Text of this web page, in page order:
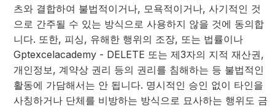
츠와 결합하여 불법적이거나, 모욕적이거나, 사기적인 것
으로 간주될 수 있는 방식으로 사용하지 않을 것에 동의합
니다. 또한, 피싱, 유해한 행위의 조장, 또는 법률이나
Gptexcelacademy - DELETE 또는 제3자의 지적 재산권,
개인정보, 계약상 권리 등의 권리를 침해하는 등 불법적인
활동에 가담해서는 안 됩니다. 명시적인 승인 없이 타인을
사칭하거나 단체를 비방하는 방식으로 묘사하는 행위도 금